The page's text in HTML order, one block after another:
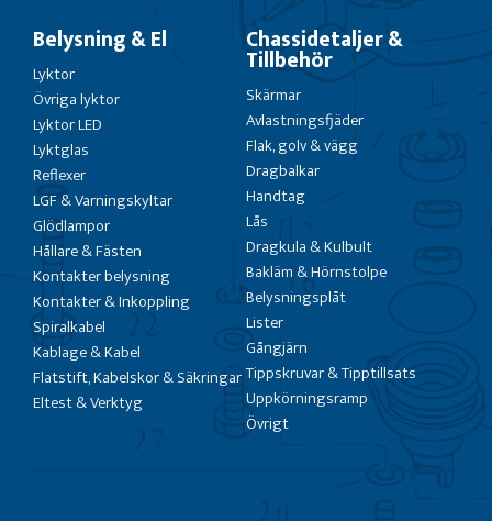
Belysning & El
Lyktor
Övriga lyktor
Lyktor LED
Lyktglas
Reflexer
LGF & Varningskyltar
Glödlampor
Hållare & Fästen
Kontakter belysning
Kontakter & Inkoppling
Spiralkabel
Kablage & Kabel
Flatstift, Kabelskor & Säkringar
Eltest & Verktyg
Chassidetaljer &
Tillbehör
Skärmar
Avlastningsfjäder
Flak, golv & vägg
Dragbalkar
Handtag
Lås
Dragkula & Kulbult
Bakläm & Hörnstolpe
Belysningsplåt
Lister
Gångjärn
Tippskruvar & Tipptillsats
Uppkörningsramp
Övrigt